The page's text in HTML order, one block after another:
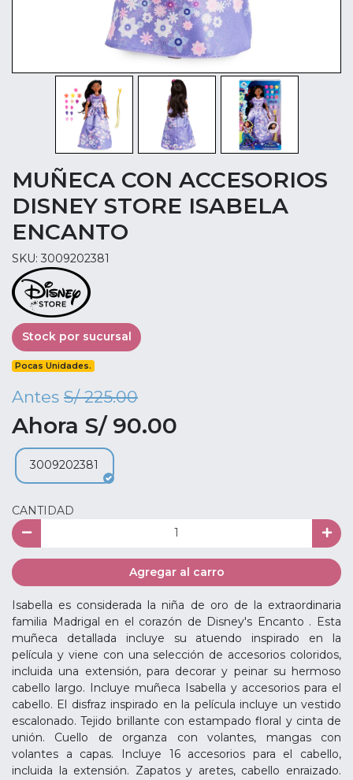
MUÑECA CON ACCESORIOS
DISNEY STORE ISABELA
ENCANTO
SKU: 3009202381
Stock por sucursal
Pocas Unidades.
Antes S/ 225.00
Ahora S/ 90.00
3009202381
CANTIDAD
Agregar al carro
Isabella es considerada la niña de oro de la extraordinaria
familia Madrigal en el corazón de Disney's Encanto . Esta
muñeca detallada incluye su atuendo inspirado en la
película y viene con una selección de accesorios coloridos,
incluida una extensión, para decorar y peinar su hermoso
cabello largo. Incluye muñeca Isabella y accesorios para el
cabello. El disfraz inspirado en la película incluye un vestido
escalonado. Tejido brillante con estampado floral y cinta de
unión. Cuello de organza con volantes, mangas con
volantes a capas. Incluye 16 accesorios para el cabello,
incluida la extensión. Zapatos y aretes, cabello enraizado.